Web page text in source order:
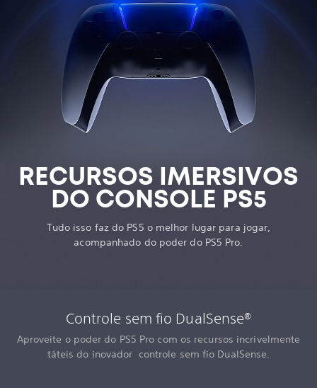
RECURSOS IMERSIVOS
DO CONSOLE PS5
Tudo isso faz do PS5 o melhor lugar para jogar,
acompanhado do poder do PS5 Pro.
Controle sem fio DualSense®
Aproveite o poder do PS5 Pro com os recursos incrivelmente
táteis do inovador controle sem fio DualSense.